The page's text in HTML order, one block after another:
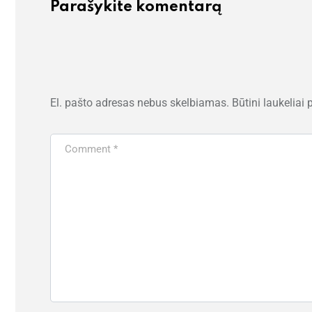
Parašykite komentarą
El. pašto adresas nebus skelbiamas. Būtini laukeliai